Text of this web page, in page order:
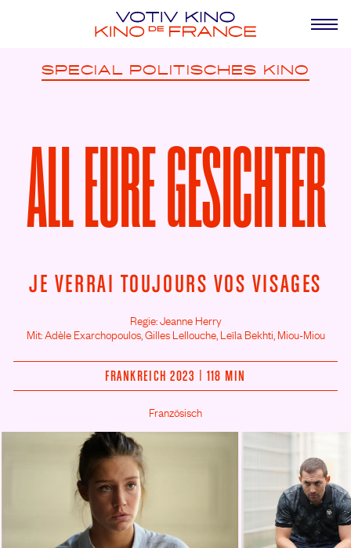
SPECIAL POLITISCHES KINO
ALL EURE GESICHTER
JE VERRAI TOUJOURS VOS VISAGES
Regie: Jeanne Herry
Mit: Adèle Exarchopoulos, Gilles Lellouche, Leïla Bekhti, Miou-Miou
FRANKREICH 2023 | 118 MIN
Französisch